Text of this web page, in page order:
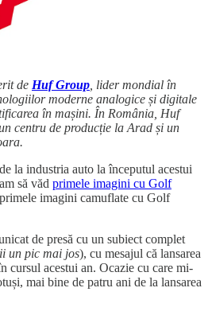
de Huf Group , lider mondial în
moderne analogice și digitale
în mașini. În România, Huf
centru de producție la Arad și un
la industria auto la începutul acestui
să văd primele imagini cu Golf
imagini camuflate cu Golf
de presă cu un subiect complet
un pic mai jos), cu mesajul că lansarea
cursul acestui an. Ocazie cu care mi-
mai bine de patru ani de la lansarea